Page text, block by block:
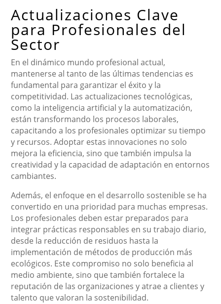
Actualizaciones Clave
para Profesionales del
Sector
En el dinámico mundo profesional actual,
mantenerse al tanto de las últimas tendencias es
fundamental para garantizar el éxito y la
competitividad. Las actualizaciones tecnológicas,
como la inteligencia artificial y la automatización,
están transformando los procesos laborales,
capacitando a los profesionales optimizar su tiempo
y recursos. Adoptar estas innovaciones no solo
mejora la eficiencia, sino que también impulsa la
creatividad y la capacidad de adaptación en entornos
cambiantes.
Además, el enfoque en el desarrollo sostenible se ha
convertido en una prioridad para muchas empresas.
Los profesionales deben estar preparados para
integrar prácticas responsables en su trabajo diario,
desde la reducción de residuos hasta la
implementación de métodos de producción más
ecológicos. Este compromiso no solo beneficia al
medio ambiente, sino que también fortalece la
reputación de las organizaciones y atrae a clientes y
talento que valoran la sostenibilidad.